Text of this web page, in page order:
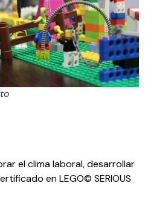
el clima laboral, desarrollar
en LEGO© SERIOUS